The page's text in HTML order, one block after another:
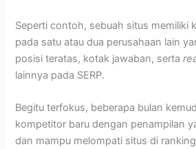
Seperti contoh, sebuah situs memiliki
pada satu atau dua perusahaan lain
posisi teratas, kotak jawaban, serta
lainnya pada SERP.
Begitu terfokus, beberapa bulan
kompetitor baru dengan penampilan
dan mampu melompati situs di